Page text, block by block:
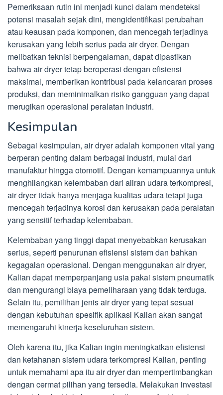
Pemeriksaan rutin ini menjadi kunci dalam mendeteksi
potensi masalah sejak dini, mengidentifikasi perubahan
atau keausan pada komponen, dan mencegah terjadinya
kerusakan yang lebih serius pada air dryer. Dengan
melibatkan teknisi berpengalaman, dapat dipastikan
bahwa air dryer tetap beroperasi dengan efisiensi
maksimal, memberikan kontribusi pada kelancaran proses
produksi, dan meminimalkan risiko gangguan yang dapat
merugikan operasional peralatan industri.
Kesimpulan
Sebagai kesimpulan, air dryer adalah komponen vital yang
berperan penting dalam berbagai industri, mulai dari
manufaktur hingga otomotif. Dengan kemampuannya untuk
menghilangkan kelembaban dari aliran udara terkompresi,
air dryer tidak hanya menjaga kualitas udara tetapi juga
mencegah terjadinya korosi dan kerusakan pada peralatan
yang sensitif terhadap kelembaban.
Kelembaban yang tinggi dapat menyebabkan kerusakan
serius, seperti penurunan efisiensi sistem dan bahkan
kegagalan operasional. Dengan menggunakan air dryer,
Kalian dapat memperpanjang usia pakai sistem pneumatik
dan mengurangi biaya pemeliharaan yang tidak terduga.
Selain itu, pemilihan jenis air dryer yang tepat sesuai
dengan kebutuhan spesifik aplikasi Kalian akan sangat
memengaruhi kinerja keseluruhan sistem.
Oleh karena itu, jika Kalian ingin meningkatkan efisiensi
dan ketahanan sistem udara terkompresi Kalian, penting
untuk memahami apa itu air dryer dan mempertimbangkan
dengan cermat pilihan yang tersedia. Melakukan investasi